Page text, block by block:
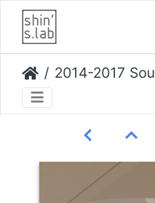
2014-2017 Souseo House